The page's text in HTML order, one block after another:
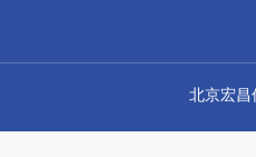
北京宏昌